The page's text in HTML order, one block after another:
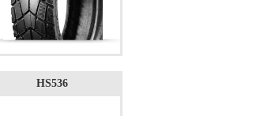
HS536